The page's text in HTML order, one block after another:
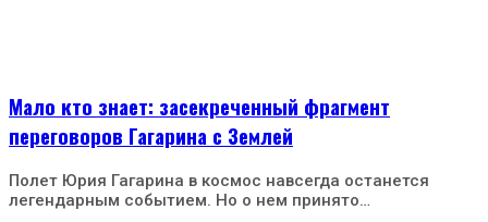
Мало кто знает: засекреченный фрагмент
переговоров Гагарина с Землей
Полет Юрия Гагарина в космос навсегда останется
легендарным событием. Но о нем принято…